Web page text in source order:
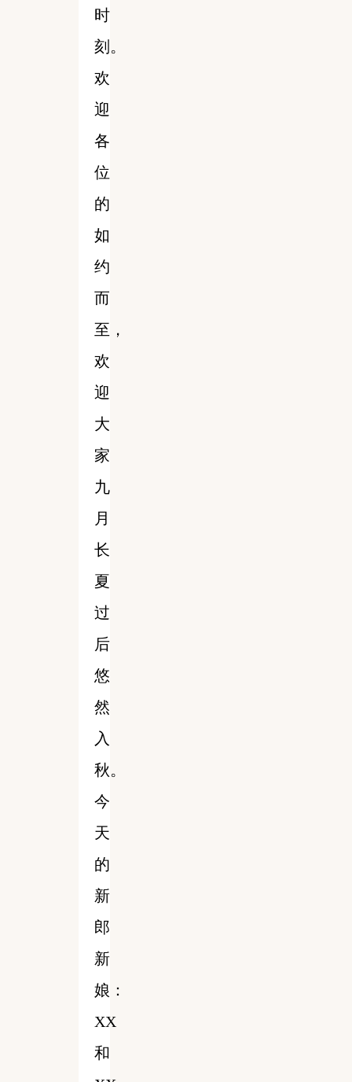
时
刻。
欢
迎
各
位
的
如
约
而
至，
欢
迎
大
家
九
月
长
夏
过
后
悠
然
入
秋。
今
天
的
新
郎
新
娘：
XX
和